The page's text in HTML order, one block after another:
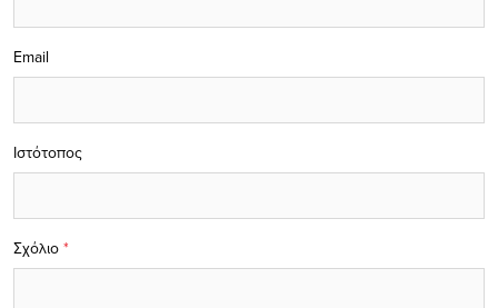
Σχόλιο *
Email
Ιστότοπος